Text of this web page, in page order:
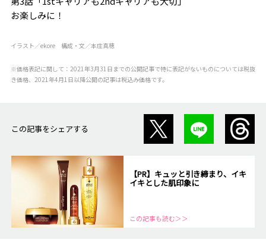
お楽しみに！
イラスト／ekore 構成・文／本庄真穂
※価格表記に関して：2021年3月31日までの公開記事で特に表記がないものについては税抜
き価格、2021年4月1日以降公開の記事は税込み価格です。
この記事をシェアする
【PR】キュッと引き締まり、イキ
イキとした肌印象に
この記事も読む＞＞